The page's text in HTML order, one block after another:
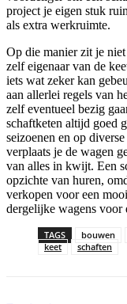
project je eigen stuk
als extra werkruimte.
Op die manier zit je
zelf eigenaar van de
iets wat zeker kan
aan allerlei regels van
zelf eventueel bezig
schaftketen altijd goed
seizoenen en op
verplaats je de wagen
van alles in kwijt. Een
opzichte van huren,
verkopen voor een
dergelijke wagens voor
TAGS bouwen
keet
schaften